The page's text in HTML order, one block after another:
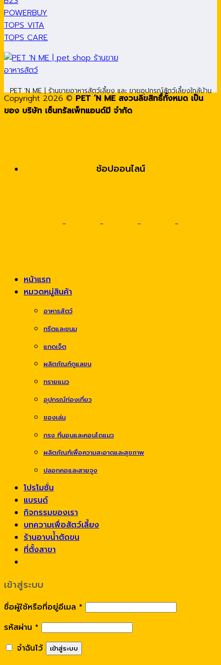
POWERBUY
TOPS VITA
TOPS CARE
PET ’N ME | ร้านขายอาหารสัตว์เลี้ยง และ ขายอุปกรณ์สัตว์เลี้ยงใกล้บ้าน
Copyright 2026 © PET ’N ME สงวนลิขสิทธิ์ทั้งหมด เป็น
ของ บริษัท เซ็นทรัลเพ็ทแอนด์มี จำกัด
ช้อปออนไลน์
หน้าแรก
หมวดหมู่สินค้า
อาหารสัตว์
ทรีตและขนม
แกดเจ็ต
ผลิตภัณฑ์ดูแลขน
ทรายแมว
อุปกรณ์ท่องเที่ยว
ของเล่น
กรง ที่นอนและคอนโดแมว
ผลิตภัณฑ์เพื่อความสะอาดและสุขภาพ
ปลอกคอและสายจูง
โปรโมชั่น
แบรนด์
กิจกรรมของเรา
บทความเพื่อสัตว์เลี้ยง
ร้านอาบน้ำตัดขน
ที่ตั้งสาขา
เข้าสู่ระบบ
ชื่อผู้ใช้หรือที่อยู่อีเมล *
รหัสผ่าน *
จำฉันไว้
เข้าสู่ระบบ